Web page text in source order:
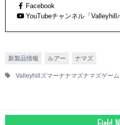
Facebook
YouTubeチャンネル「Valleyhill
新製品情報 ルアー ナマズ
Valleyhill ズマーナナマズナマズゲーム